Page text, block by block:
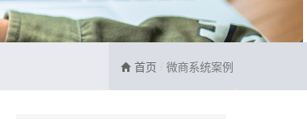
首页 微商系统案例